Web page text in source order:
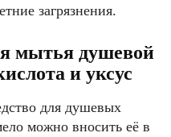
загрязнения.
мытья душевой
и уксус
для душевых
можно вносить её в